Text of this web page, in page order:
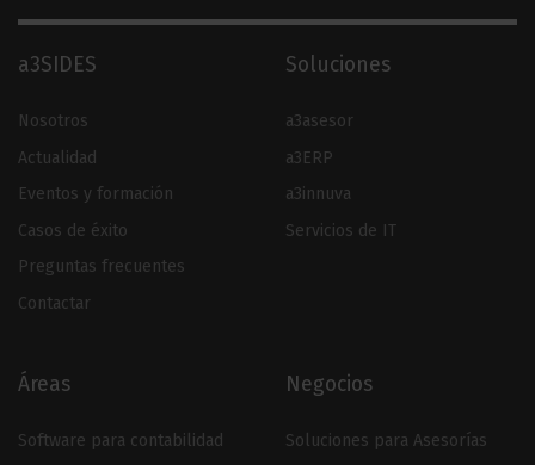
a3SIDES
Nosotros
Actualidad
Eventos y formación
Casos de éxito
Preguntas frecuentes
Contactar
Soluciones
a3asesor
a3ERP
a3innuva
Servicios de IT
Áreas
Software para contabilidad
Negocios
Soluciones para Asesorías